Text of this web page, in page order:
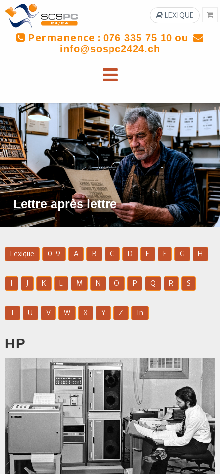
Permanence : 076 335 75 10 ou
info@sospc2424.ch
LEXIQUE
Lettre après lettre
Lexique 0-9 A B C D E F G H
I J K L M N O P Q R S
T U V W X Y Z In
HP